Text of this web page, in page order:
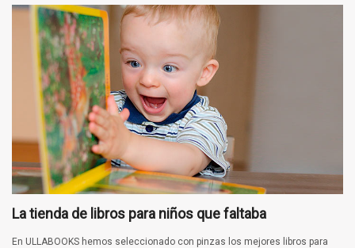
La tienda de libros para niños que faltaba
En ULLABOOKS hemos seleccionado con pinzas los mejores libros para